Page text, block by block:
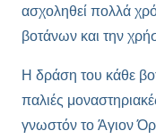
ασχοληθεί πολλά
βοτάνων και την
Η δράση του κάθε
παλιές
γνωστόν το Άγιον